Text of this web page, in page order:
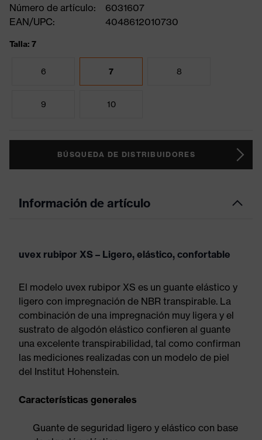
Número de artículo:
6031607
EAN/UPC:
4048612010730
Talla: 7
6 7 8
9 10
BÚSQUEDA DE DISTRIBUIDORES
Información de artículo
uvex rubipor XS – Ligero, elástico, confortable
El modelo uvex rubipor XS es un guante elástico y
ligero con impregnación de NBR transpirable. La
combinación de una impregnación muy ligera y el
sustrato de algodón elástico confieren al guante
una excelente transpirabilidad, tal como confirman
las mediciones realizadas con un modelo de piel
del Institut Hohenstein.
Características generales
Guante de seguridad ligero y elástico con base